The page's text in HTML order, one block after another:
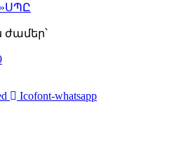
Icofont-whatsapp